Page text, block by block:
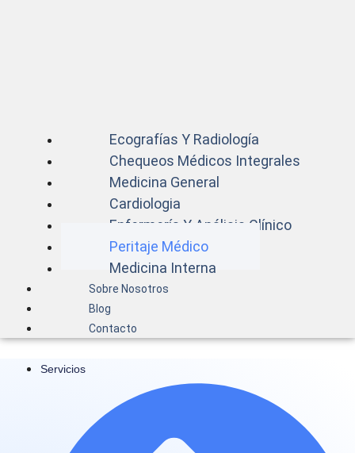
Ecografías Y Radiología
Chequeos Médicos Integrales
Medicina General
Cardiologia
Enfermería Y Análisis Clínico
Peritaje Médico
Medicina Interna
Sobre Nosotros
Blog
Contacto
Servicios